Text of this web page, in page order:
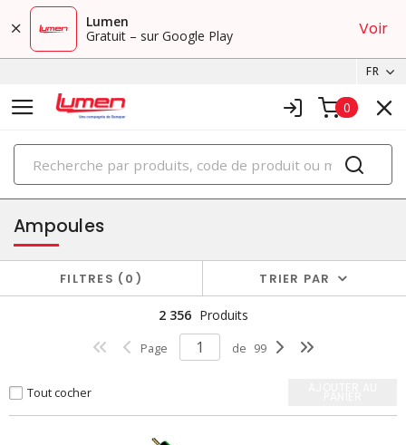
Lumen
Gratuit – sur Google Play
Voir
FR
0
PRODUITS
éclairage
Ampoules
FILTRES 0 TRIER PAR
2 356 Produits
Page de 99
Tout cocher